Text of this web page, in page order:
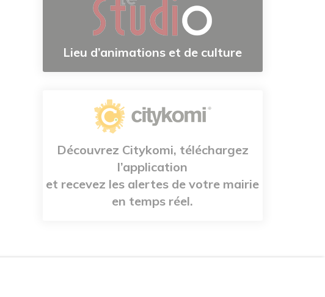
Lieu d’animations et de culture
Découvrez Citykomi, téléchargez
l’application
et recevez les alertes de votre mairie
en temps réel.